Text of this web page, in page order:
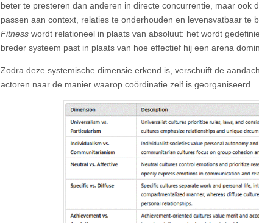
beter te presteren dan anderen in directe concurrentie, maar ook
passen aan context, relaties te onderhouden en levensvatbaar te
Fitness wordt relationeel in plaats van absoluut: het wordt
breder systeem past in plaats van hoe effectief hij een arena
Zodra deze systemische dimensie erkend is, verschuift de
actoren naar de manier waarop coördinatie zelf is georganiseerd.